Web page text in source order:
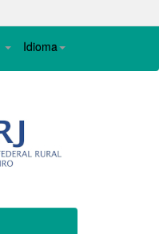
Idioma